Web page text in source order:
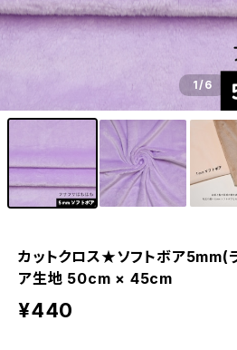
1/6
カットクロス★ソフトボア5mm(
ア生地 50cm × 45cm
¥440